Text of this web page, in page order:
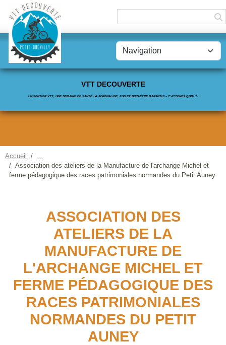
VTT DECOUVERTE
UN SENTIER VTT, UNE SEMAINE DE SANTÉ !🔥 ADRÉNALINE, FUN ET BIEN-ÊTRE GARANTIS – T’ATTENDS QUOI ?!
Accueil
Association des ateliers de la Manufacture de l'archange Michel et
ferme pédagogique des races patrimoniales normandes du Petit Auney
ASSOCIATION DES
ATELIERS DE LA
MANUFACTURE DE
L'ARCHANGE MICHEL ET
FERME PÉDAGOGIQUE DES
RACES PATRIMONIALES
NORMANDES DU PETIT
AUNEY
Panneau de gestion des cookies